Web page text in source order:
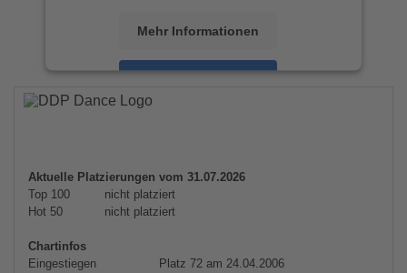
Mehr Informationen
Akzeptieren
powered by
Aktuelle Platzierungen vom 31.07.2026
Top 100
nicht platziert
Hot 50
nicht platziert
Chartinfos
Eingestiegen
Platz 72 am 24.04.2006